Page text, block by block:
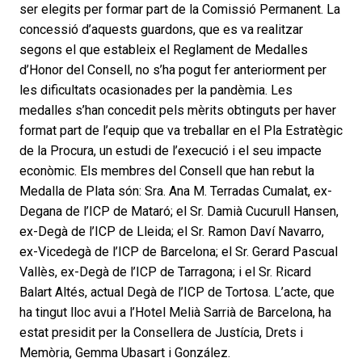
ser elegits per formar part de la Comissió Permanent. La
concessió d’aquests guardons, que es va realitzar
segons el que estableix el Reglament de Medalles
d’Honor del Consell, no s’ha pogut fer anteriorment per
les dificultats ocasionades per la pandèmia. Les
medalles s’han concedit pels mèrits obtinguts per haver
format part de l’equip que va treballar en el Pla Estratègic
de la Procura, un estudi de l’execució i el seu impacte
econòmic. Els membres del Consell que han rebut la
Medalla de Plata són: Sra. Ana M. Terradas Cumalat, ex-
Degana de l’ICP de Mataró; el Sr. Damià Cucurull Hansen,
ex-Degà de l’ICP de Lleida; el Sr. Ramon Daví Navarro,
ex-Vicedegà de l’ICP de Barcelona; el Sr. Gerard Pascual
Vallès, ex-Degà de l’ICP de Tarragona; i el Sr. Ricard
Balart Altés, actual Degà de l’ICP de Tortosa. L’acte, que
ha tingut lloc avui a l’Hotel Melià Sarrià de Barcelona, ha
estat presidit per la Consellera de Justícia, Drets i
Memòria, Gemma Ubasart i González.